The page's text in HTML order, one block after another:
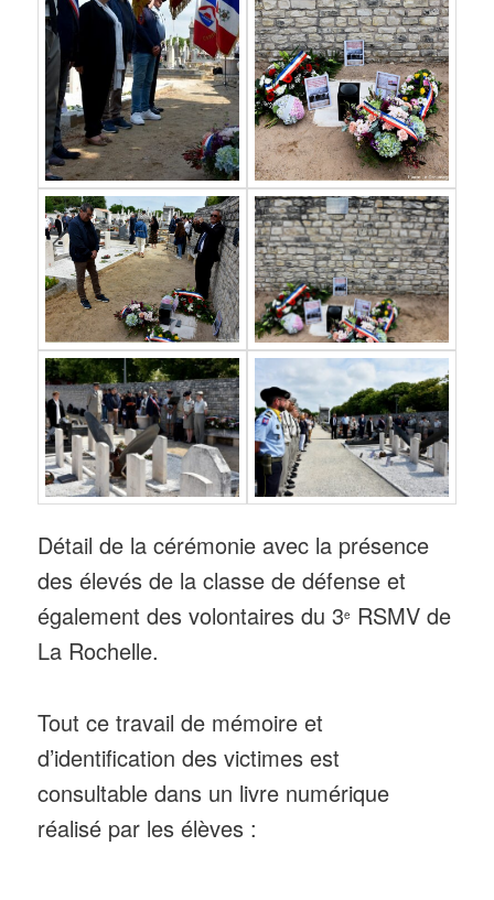
Détail de la cérémonie avec la présence
des élevés de la classe de défense et
également des volontaires du 3e RSMV de
La Rochelle.
Tout ce travail de mémoire et
d’identification des victimes est
consultable dans un livre numérique
réalisé par les élèves :